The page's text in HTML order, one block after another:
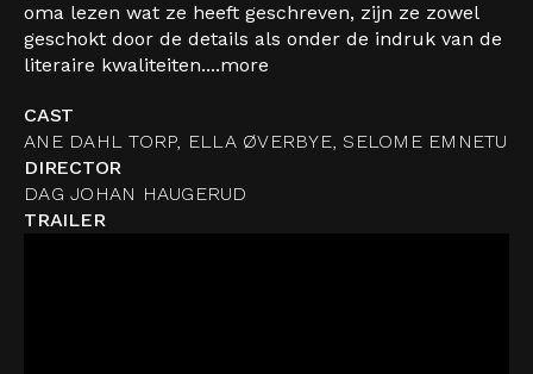
oma lezen wat ze heeft geschreven, zijn ze zowel
geschokt door de details als onder de indruk van de
literaire kwaliteiten....more
CAST
ANE DAHL TORP, ELLA ØVERBYE, SELOME EMNETU
DIRECTOR
DAG JOHAN HAUGERUD
TRAILER